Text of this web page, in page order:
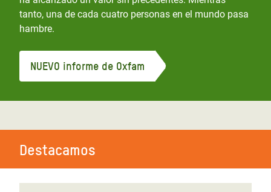
tanto, una de cada cuatro personas en el mundo pasa
hambre.
NUEVO informe de Oxfam
Destacamos